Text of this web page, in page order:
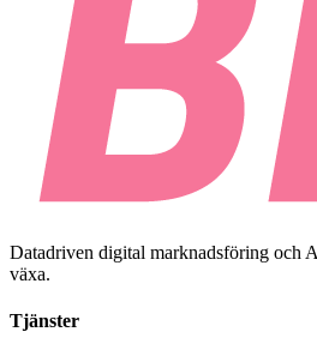
Datadriven digital marknadsföring och
växa.
Tjänster